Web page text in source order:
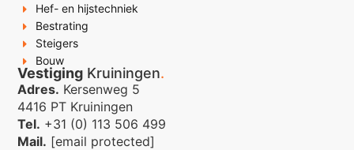
Hef- en hijstechniek
Bestrating
Steigers
Bouw
Vestiging Kruiningen.
Adres. Kersenweg 5
4416 PT Kruiningen
Tel. +31 (0) 113 506 499
Mail. [email protected]